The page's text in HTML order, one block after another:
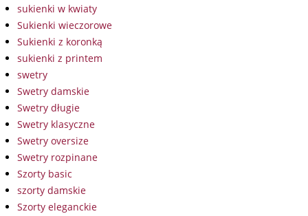
sukienki w kwiaty
Sukienki wieczorowe
Sukienki z koronką
sukienki z printem
swetry
Swetry damskie
Swetry długie
Swetry klasyczne
Swetry oversize
Swetry rozpinane
Szorty basic
szorty damskie
Szorty eleganckie